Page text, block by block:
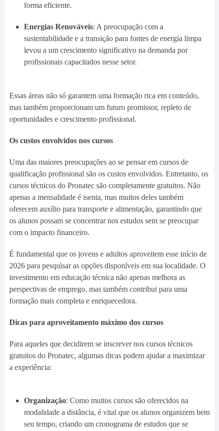
forma eficiente.
Energias Renováveis: A preocupação com a
sustentabilidade e a transição para fontes de energia limpa
levou a um crescimento significativo na demanda por
profissionais capacitados nesse setor.
Essas áreas não só garantem uma formação rica em conteúdo,
mas também proporcionam um futuro promissor, repleto de
oportunidades e crescimento profissional.
Os custos envolvidos nos cursos
Uma das maiores preocupações ao se pensar em cursos de
qualificação profissional são os custos envolvidos. Entretanto, os
cursos técnicos do Pronatec são completamente gratuitos. Não
apenas a mensalidade é isenta, mas muitos deles também
oferecem auxílio para transporte e alimentação, garantindo que
os alunos possam se concentrar nos estudos sem se preocupar
com o impacto financeiro.
É fundamental que os jovens e adultos aproveitem esse início de
2026 para pesquisar as opções disponíveis em sua localidade. O
investimento em educação técnica não apenas melhora as
perspectivas de emprego, mas também contribui para uma
formação mais completa e enriquecedora.
Dicas para aproveitamento máximo dos cursos
Para aqueles que decidirem se inscrever nos cursos técnicos
gratuitos do Pronatec, algumas dicas podem ajudar a maximizar
a experiência:
Organização: Como muitos cursos são oferecidos na
modalidade a distância, é vital que os alunos organizem bem
seu tempo, criando um cronograma de estudos que se